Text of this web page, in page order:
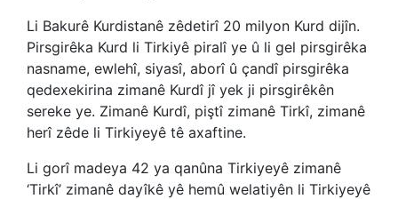
Li Bakurê Kurdistanê zêdetirî 20 milyon Kurd dijîn.
Pirsgirêka Kurd li Tirkiyê piralî ye û li gel pirsgirêka
nasname, ewlehî, siyasî, aborî û çandî pirsgirêka
qedexekirina zimanê Kurdî jî yek ji pirsgirêkên
sereke ye. Zimanê Kurdî, piştî zimanê Tirkî, zimanê
herî zêde li Tirkiyeyê tê axaftine.
Li gorî madeya 42 ya qanûna Tirkiyeyê zimanê
‘Tirkî’ zimanê dayîkê yê hemû welatiyên li Tirkiyeyê